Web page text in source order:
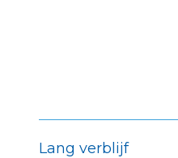
Lang verblijf